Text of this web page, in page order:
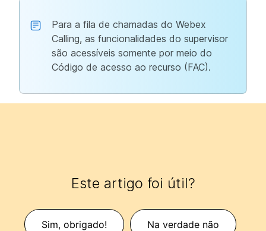
Para a fila de chamadas do Webex
Calling, as funcionalidades do supervisor
são acessíveis somente por meio do
Código de acesso ao recurso (FAC).
Este artigo foi útil?
Sim, obrigado! Na verdade não